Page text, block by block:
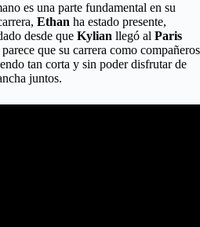
es una parte fundamental en su
Ethan ha estado presente,
desde que Kylian llegó al Paris
que su carrera como compañeros
tan corta y sin poder disfrutar de
juntos.